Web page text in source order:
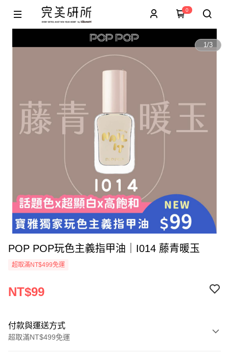
0
1/3
POP POP玩色主義指甲油｜I014 藤青暖玉
超取滿NT$499免運
NT$99
付款與運送方式
超取滿NT$499免運